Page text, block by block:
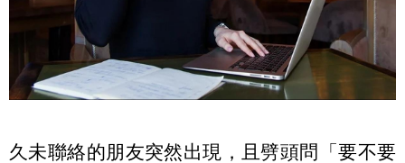
久未聯絡的朋友突然出現，且劈頭問「要不要